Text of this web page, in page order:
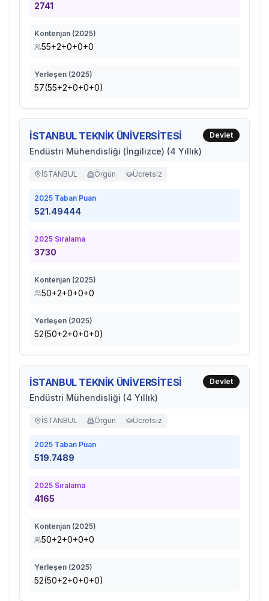
2741
Kontenjan (2025)
55+2+0+0+0
Yerleşen (2025)
57(55+2+0+0+0)
İSTANBUL TEKNİK ÜNİVERSİTESİ
Endüstri Mühendisliği (İngilizce) (4 Yıllık)
Devlet
İSTANBUL Örgün Ücretsiz
2025 Taban Puan
521.49444
2025 Sıralama
3730
Kontenjan (2025)
50+2+0+0+0
Yerleşen (2025)
52(50+2+0+0+0)
İSTANBUL TEKNİK ÜNİVERSİTESİ
Endüstri Mühendisliği (4 Yıllık)
Devlet
İSTANBUL Örgün Ücretsiz
2025 Taban Puan
519.7489
2025 Sıralama
4165
Kontenjan (2025)
50+2+0+0+0
Yerleşen (2025)
52(50+2+0+0+0)